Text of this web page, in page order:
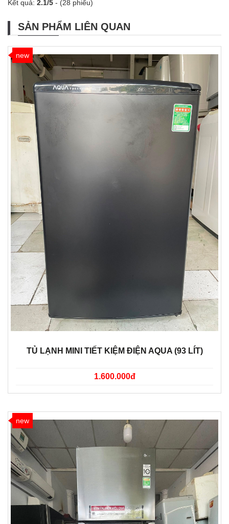
Kết quả: 2.1/5 - (28 phiếu)
SẢN PHẨM LIÊN QUAN
new
TỦ LẠNH MINI TIẾT KIỆM ĐIỆN AQUA (93 LÍT)
1.600.000đ
new